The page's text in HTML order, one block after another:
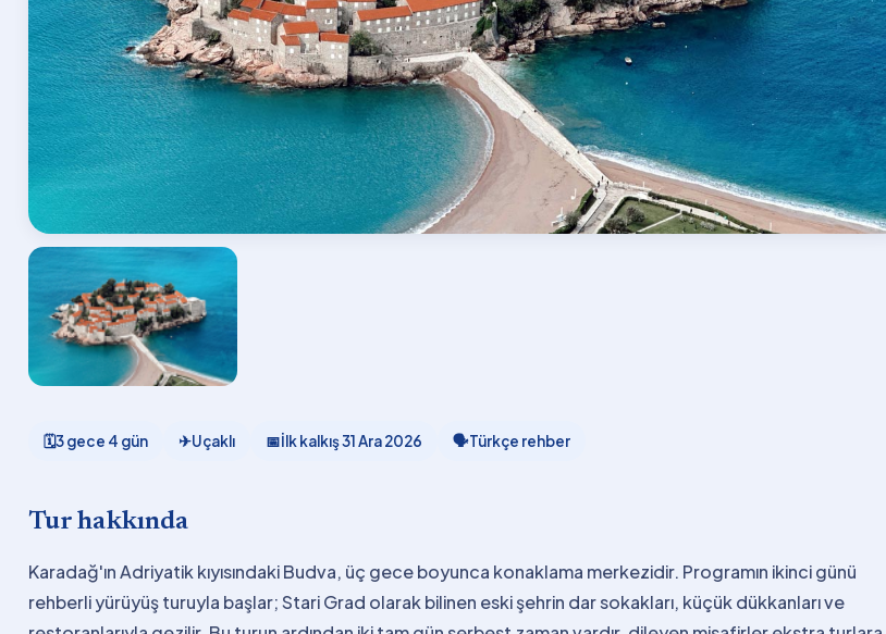
🗓3 gece 4 gün ✈Uçaklı 📅İlk kalkış31 Ara 2026 🗣Türkçe rehber
Tur hakkında
Karadağ'ın Adriyatik kıyısındaki Budva, üç gece boyunca konaklama merkezidir. Programın ikinci günü
rehberli yürüyüş turuyla başlar; Stari Grad olarak bilinen eski şehrin dar sokakları, küçük dükkanları ve